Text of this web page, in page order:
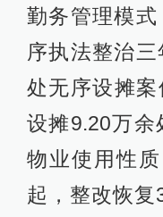
勤务管理模
序执法整治
处无序设摊
设摊9.20万
物业使用性
起，整改恢复